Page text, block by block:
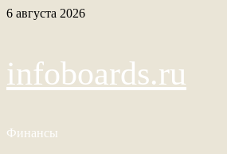
Перейти
6 августа 2026
infoboards.ru
Финансы